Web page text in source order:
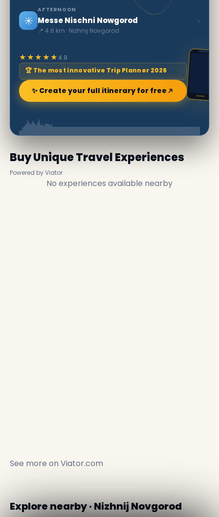
☀️
AFTERNOON
Messe Nischni Nowgorod
📍 4.6 km · Nizhnij Novgorod
›
★★★★★4.9
🏆 The most innovative Trip Planner 2026
✨ Create your full itinerary for free
Buy Unique Travel Experiences
Powered by Viator
No experiences available nearby
See more onViator.com
Explore nearby · Nizhnij Novgorod